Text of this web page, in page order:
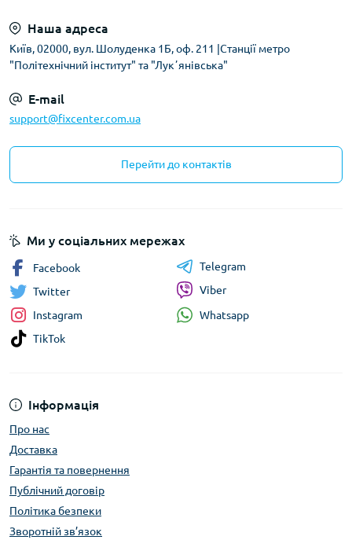
Наша адреса
Київ, 02000, вул. Шолуденка 1Б, оф. 211 |Станції метро
"Політехнічний інститут" та "Лукʼянівська"
E-mail
support@fixcenter.com.ua
Перейти до контактів
Інформація
Про нас
Доставка
Гарантія та повернення
Публічний договір
Політика безпеки
Зворотній зв’язок
Ми у соціальних мережах
Facebook
Twitter
Instagram
TikTok
Telegram
Viber
Whatsapp